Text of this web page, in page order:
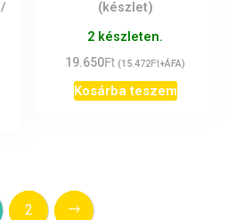
(készlet)
2 készleten.
19.650Ft (15.472Ft+ÁFA)
Kosárba teszem
2 →